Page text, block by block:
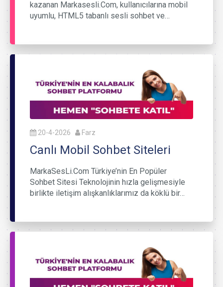
kazanan Markasesli.Com, kullanıcılarına mobil
uyumlu, HTML5 tabanlı sesli sohbet ve…
20-4-2026 Farz
Canlı Mobil Sohbet Siteleri
MarkaSesLi.Com Türkiye’nin En Popüler
Sohbet Sitesi Teknolojinin hızla gelişmesiyle
birlikte iletişim alışkanlıklarımız da köklü bir…